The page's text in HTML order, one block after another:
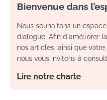
Bienvenue dans
Nous souhaitons un
dialogue. Afin d'améliorer
nos articles, ainsi que
nous vous invitons à
Lire notre charte